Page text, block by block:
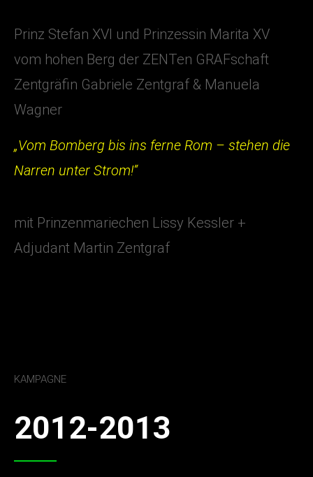
Prinz Stefan XVI und Prinzessin Marita XV
vom hohen Berg der ZENTen GRAFschaft
Zentgräfin Gabriele Zentgraf & Manuela
Wagner
„Vom Bomberg bis ins ferne Rom – stehen die
Narren unter Strom!“
mit Prinzenmariechen Lissy Kessler +
Adjudant Martin Zentgraf
KAMPAGNE
2012-2013